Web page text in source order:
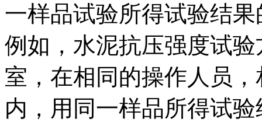
一样品试验所得试验结
例如，水泥抗压强度试
室，在相同的操作人员
内，用同一样品所得试